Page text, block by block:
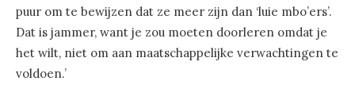
puur om te bewijzen dat ze meer zijn dan ‘luie mbo’ers’.
Dat is jammer, want je zou moeten doorleren omdat je
het wilt, niet om aan maatschappelijke verwachtingen te
voldoen.’